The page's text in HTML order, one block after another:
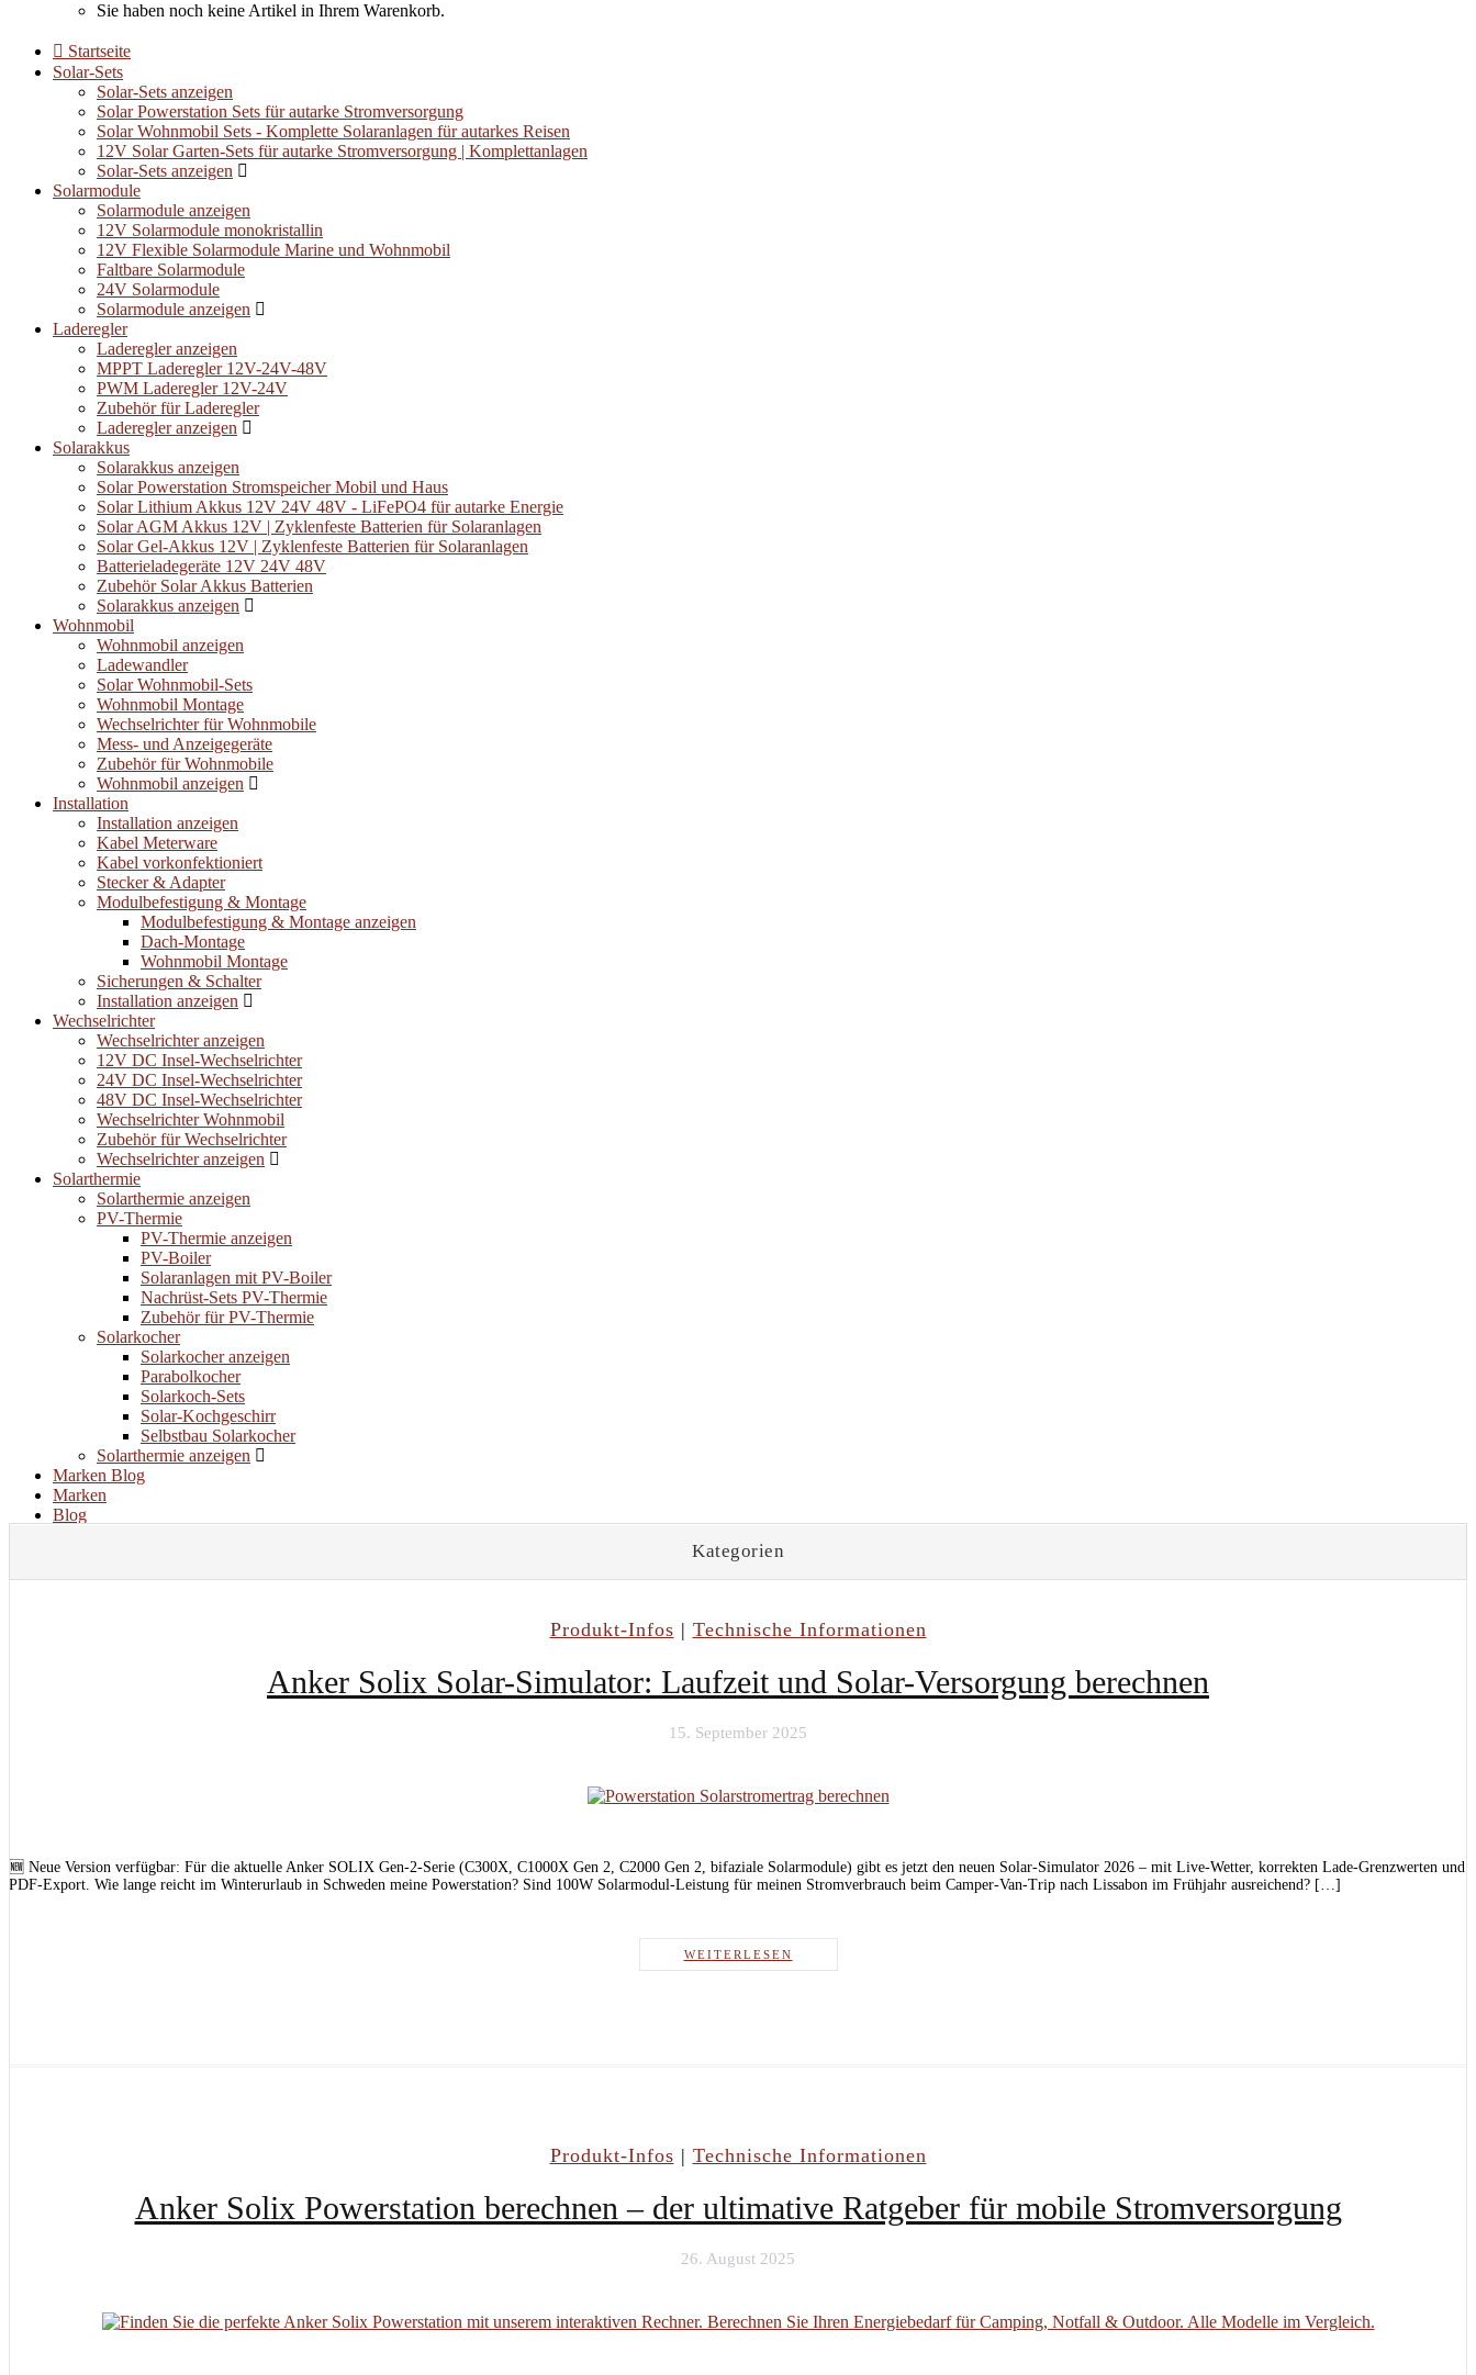
Sie haben noch keine Artikel in Ihrem Warenkorb.
Startseite
Solar-Sets
Solar-Sets anzeigen
Solar Powerstation Sets für autarke Stromversorgung
Solar Wohnmobil Sets - Komplette Solaranlagen für autarkes Reisen
12V Solar Garten-Sets für autarke Stromversorgung | Komplettanlagen
Solar-Sets anzeigen
Solarmodule
Solarmodule anzeigen
12V Solarmodule monokristallin
12V Flexible Solarmodule Marine und Wohnmobil
Faltbare Solarmodule
24V Solarmodule
Solarmodule anzeigen
Laderegler
Laderegler anzeigen
MPPT Laderegler 12V-24V-48V
PWM Laderegler 12V-24V
Zubehör für Laderegler
Laderegler anzeigen
Solarakkus
Solarakkus anzeigen
Solar Powerstation Stromspeicher Mobil und Haus
Solar Lithium Akkus 12V 24V 48V - LiFePO4 für autarke Energie
Solar AGM Akkus 12V | Zyklenfeste Batterien für Solaranlagen
Solar Gel-Akkus 12V | Zyklenfeste Batterien für Solaranlagen
Batterieladegeräte 12V 24V 48V
Zubehör Solar Akkus Batterien
Solarakkus anzeigen
Wohnmobil
Wohnmobil anzeigen
Ladewandler
Solar Wohnmobil-Sets
Wohnmobil Montage
Wechselrichter für Wohnmobile
Mess- und Anzeigegeräte
Zubehör für Wohnmobile
Wohnmobil anzeigen
Installation
Installation anzeigen
Kabel Meterware
Kabel vorkonfektioniert
Stecker & Adapter
Modulbefestigung & Montage
Modulbefestigung & Montage anzeigen
Dach-Montage
Wohnmobil Montage
Sicherungen & Schalter
Installation anzeigen
Wechselrichter
Wechselrichter anzeigen
12V DC Insel-Wechselrichter
24V DC Insel-Wechselrichter
48V DC Insel-Wechselrichter
Wechselrichter Wohnmobil
Zubehör für Wechselrichter
Wechselrichter anzeigen
Solarthermie
Solarthermie anzeigen
PV-Thermie
PV-Thermie anzeigen
PV-Boiler
Solaranlagen mit PV-Boiler
Nachrüst-Sets PV-Thermie
Zubehör für PV-Thermie
Solarkocher
Solarkocher anzeigen
Parabolkocher
Solarkoch-Sets
Solar-Kochgeschirr
Selbstbau Solarkocher
Solarthermie anzeigen
Marken Blog
Marken
Blog
Powerstation Kapazität berechnen
Produkt-Infos | Technische Informationen
Anker Solix Solar-Simulator: Laufzeit und Solar-Versorgung berechnen
15. September 2025
🆕 Neue Version verfügbar: Für die aktuelle Anker SOLIX Gen-2-Serie (C300X, C1000X Gen 2, C2000 Gen 2, bifaziale Solarmodule) gibt es jetzt den neuen Solar-Simulator 2026 – mit Live-Wetter, korrekten Lade-Grenzwerten und
PDF-Export. Wie lange reicht im Winterurlaub in Schweden meine Powerstation? Sind 100W Solarmodul-Leistung für meinen Stromverbrauch beim Camper-Van-Trip nach Lissabon im Frühjahr ausreichend? […]
WEITERLESEN
Produkt-Infos | Technische Informationen
Anker Solix Powerstation berechnen – der ultimative Ratgeber für mobile Stromversorgung
26. August 2025
Kategorien